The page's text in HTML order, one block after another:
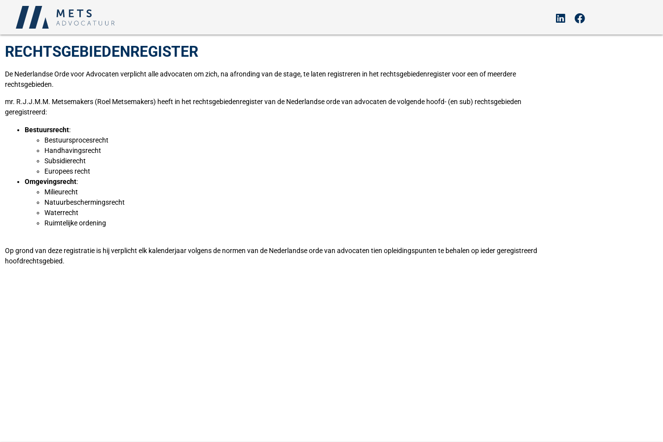
RECHTSGEBIEDENREGISTER
De Nederlandse Orde voor Advocaten verplicht alle advocaten om zich, na afronding van de stage, te laten registreren in het rechtsgebiedenregister voor een of meerdere
rechtsgebieden.
mr. R.J.J.M.M. Metsemakers (Roel Metsemakers) heeft in het rechtsgebiedenregister van de Nederlandse orde van advocaten de volgende hoofd- (en sub) rechtsgebieden
geregistreerd:
Bestuursrecht:
Bestuursprocesrecht
Handhavingsrecht
Subsidierecht
Europees recht
Omgevingsrecht:
Milieurecht
Natuurbeschermingsrecht
Waterrecht
Ruimtelijke ordening
Op grond van deze registratie is hij verplicht elk kalenderjaar volgens de normen van de Nederlandse orde van advocaten tien opleidingspunten te behalen op ieder geregistreerd
hoofdrechtsgebied.